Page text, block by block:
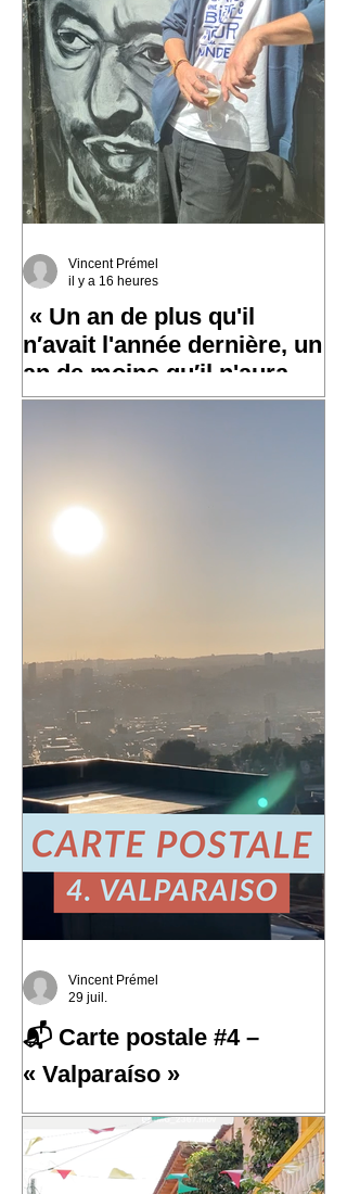
« Un an de plus qu'il
n′avait l'année dernière, un
an de moins qu′il n'aura
l′an prochain »
l'année dernière, un an de moins qu′il
n'aura l′an prochain » 📷 Laurent
Vincent Prémel
il y a 16 heures
📬 Carte postale #4 –
« Valparaíso »
📬 Carte postale #4 – « Valparaíso »
📍 Expédiée de : Valparaíso, Chili
Cette quatrième carte postale nous
emmène au Chili, dans l'une des villes
Vincent Prémel
29 juil.